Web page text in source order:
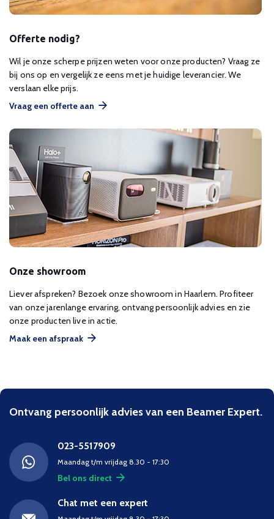
Offerte nodig?
Wil je onze scherpe prijzen weten voor onze producten? Vraag ze
bij ons op en vergelijk ze eens met je huidige leverancier. We
verslaan elke prijs.
Vraag een offerte aan
Onze showroom
Liever afspreken? Bezoek onze showroom in Haarlem. Profiteer
van onze jarenlange ervaring, ontvang persoonlijk advies en zie
onze producten live in actie.
Maak een afspraak
Ontvang persoonlijk advies van een Beamer Expert.
023-5517909
Maandag t/m vrijdag 8.30 - 17:30
Bel ons direct
Chat met een expert